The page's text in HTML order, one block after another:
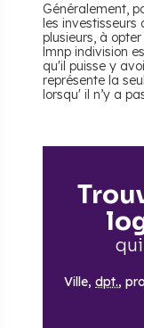
Généralement,
les investisseurs
plusieurs, à
lmnp indivision
qu'il puisse y
représente la
lorsqu' il n’y a
Ville, dpt.,